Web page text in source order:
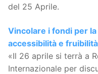
del 25 Aprile.
Vincolare i fondi per
accessibilità e fruibilità
«Il 26 aprile si terrà a
Internazionale per